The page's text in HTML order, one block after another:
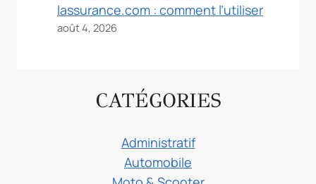
lassurance.com : comment l’utiliser
août 4, 2026
CATÉGORIES
Administratif
Automobile